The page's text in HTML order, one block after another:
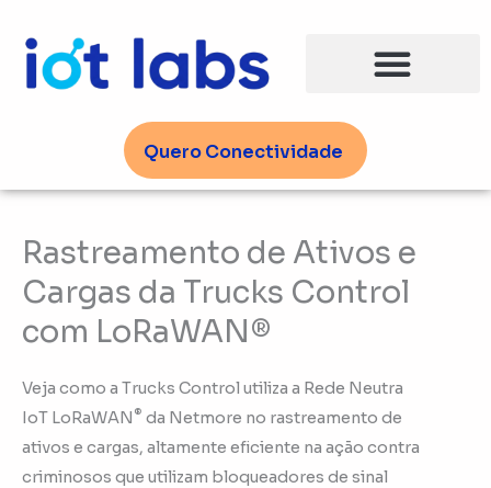
para
Quero Conectividade
Rastreamento de Ativos e
Cargas da Trucks Control
com LoRaWAN®
Veja como a Trucks Control utiliza a Rede Neutra
IoT LoRaWAN ® da Netmore no rastreamento de
ativos e cargas, altamente eficiente na ação contra
criminosos que utilizam bloqueadores de sinal